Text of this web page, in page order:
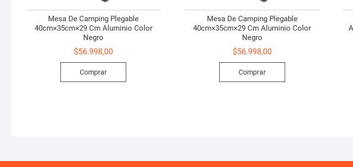
Mesa De Camping Plegable
40cm×35cm×29 Cm Aluminio Color
Negro
$56.998,00
Comprar
Mesa De Camping Plegable
40cm×35cm×29 Cm Aluminio Color
Negro
$56.998,00
Comprar